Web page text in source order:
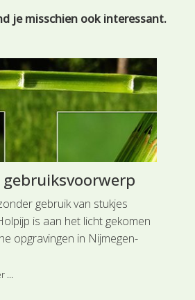
je misschien ook interessant.
gebruik van stukjes
is aan het licht gekomen
opgravingen in Nijmegen-
van Nijmegen naar Elst lag.